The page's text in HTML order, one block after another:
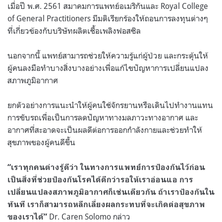
เมื่อปี พ.ศ. 2561 สมาคมการแพทย์อเมริกันและ Royal College
of General Practitioners มีมติเรียกร้องให้ถอนการลงทุนต่างๆ
ที่เกี่ยวข้องกับบริษัทผลิตเชื้อเพลิงฟอสซิล
นอกจากนี้ แพทย์สามารถช่วยให้ความรู้แก่ผู้ป่วย และกระตุ้นให้
ผู้คนลงมือทำบางสิ่งบางอย่างเพื่อแก้ไขปัญหาการเปลี่ยนแปลง
สภาพภูมิอากาศ
ยกตัวอย่างการแนะนำให้ผู้คนใช้จักรยานหรือเดินไปทำงานแทน
การขับรถเพื่อเป็นการลดปัญหาทางมลภาวะทางอากาศ และ
อากาศที่สะอาดจะเป็นผลดีต่อการออกกำลังกายและช่วยทำให้
สุขภาพของผู้คนดีขึ้น
“เราทุกคนต่างรู้ดีว่า ในทางการแพทย์การป้องกันไว้ก่อน
เป็นสิ่งที่ช่วยป้องกันโรคได้ดีกว่ารอให้เราอ่อนแอ การ
เปลี่ยนแปลงสภาพภูมิอากาศก็เช่นเดียวกัน ถ้าเราป้องกันใน
ทันที เราก็สามารถหลีกเลี่ยงผลกระทบที่จะเกิดต่อสุขภาพ
ของเราได้” Dr. Caren Solomo กล่าว